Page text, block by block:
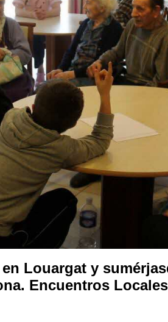
Louargat y
Encuentros